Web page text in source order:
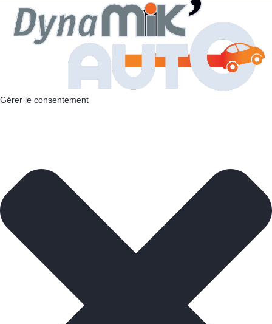
Gérer le consentement